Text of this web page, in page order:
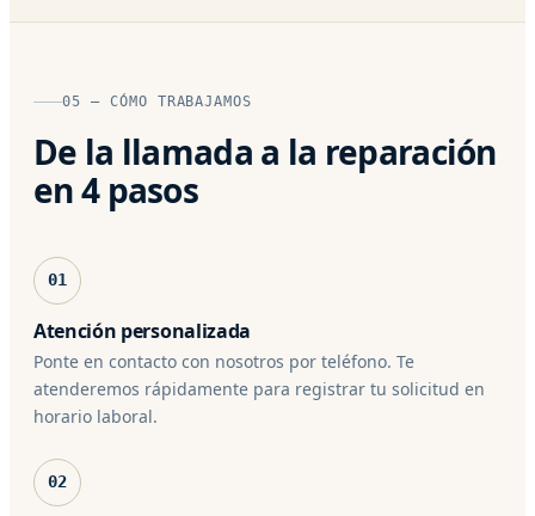
05 — CÓMO TRABAJAMOS
De la llamada a la reparación
en 4 pasos
01
Atención personalizada
Ponte en contacto con nosotros por teléfono. Te
atenderemos rápidamente para registrar tu solicitud en
horario laboral.
02